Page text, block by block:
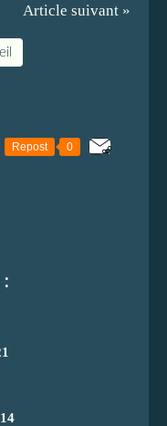
Article suivant »
Repost 0